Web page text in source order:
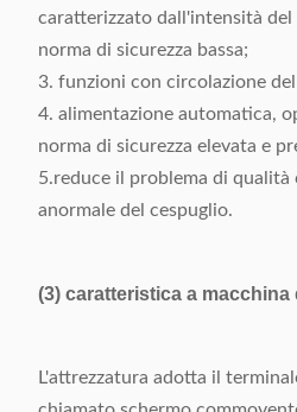
caratterizzato dall'intensità
norma di sicurezza bassa;
3. funzioni con circolazione
4. alimentazione automatica,
norma di sicurezza elevata e
5.reduce il problema di
anormale del cespuglio.
(3) caratteristica a
L'attrezzatura adotta il